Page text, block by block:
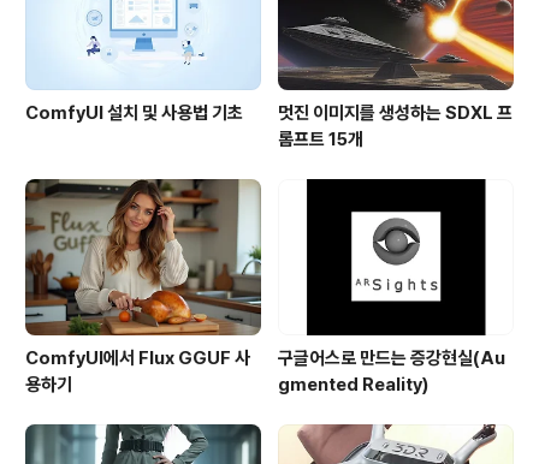
구경하러 다니는 사람들도 많..
ComfyUI 설치 및 사용법 기초
멋진 이미지를 생성하는 SDXL 프
롬프트 15개
ComfyUI에서 Flux GGUF 사
용하기
구글어스로 만드는 증강현실(Au
gmented Reality)